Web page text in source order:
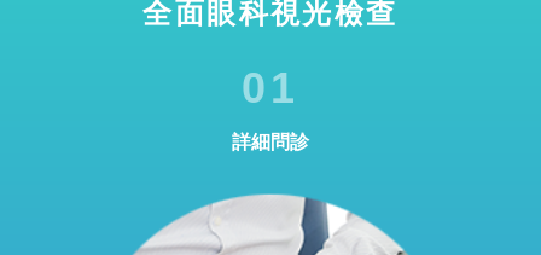
全面眼科視光檢查
01
詳細問診